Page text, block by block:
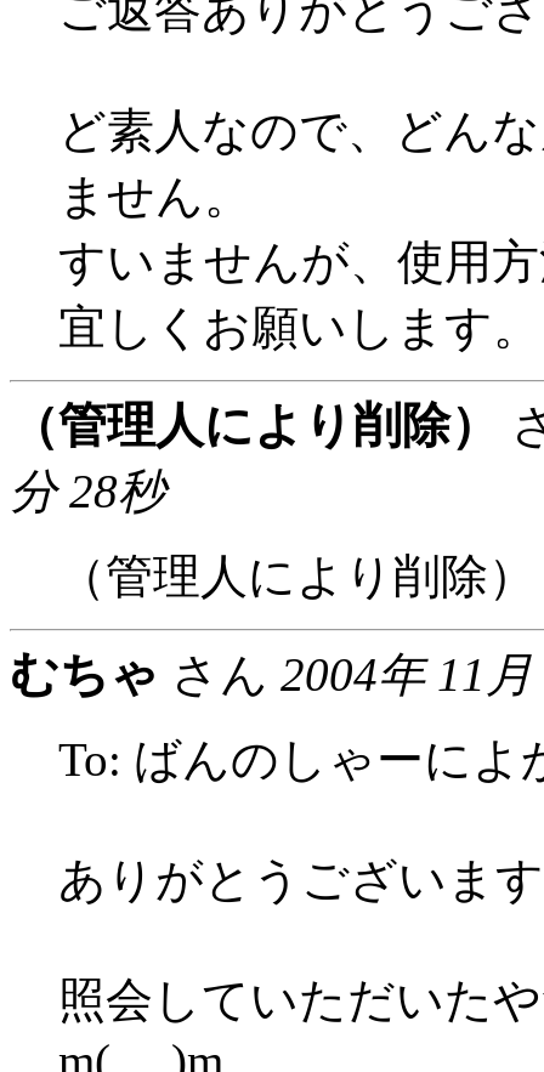
ど素人なので、どん
ません。
すいませんが、使用
宜しくお願いします。
（管理人により削除）
分 28秒
（管理人により削除）
むちゃ さん 2004年 11
To: ばんのしゃーによ
ありがとうございま
照会していただいた
m(_ _)m